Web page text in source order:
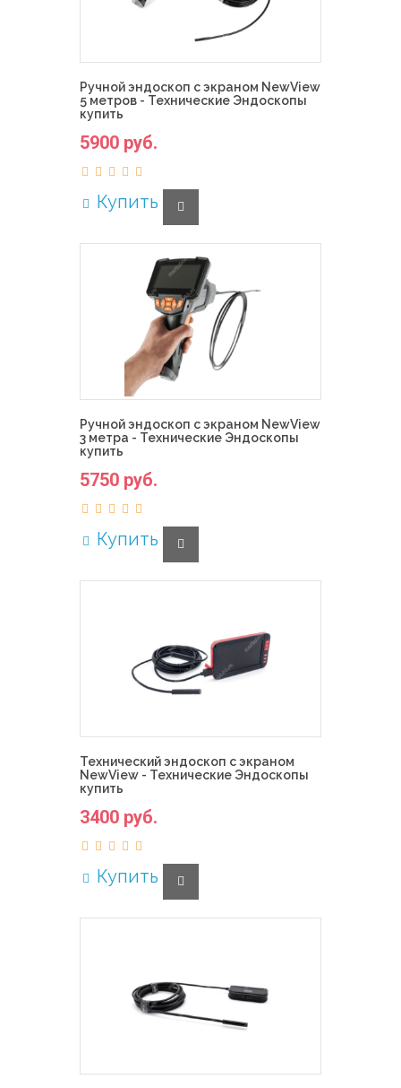
Ручной эндоскоп с экраном NewView
5 метров - Технические Эндоскопы
купить
5900 руб.
Купить
Ручной эндоскоп с экраном NewView
3 метра - Технические Эндоскопы
купить
5750 руб.
Купить
Технический эндоскоп с экраном
NewView - Технические Эндоскопы
купить
3400 руб.
Купить